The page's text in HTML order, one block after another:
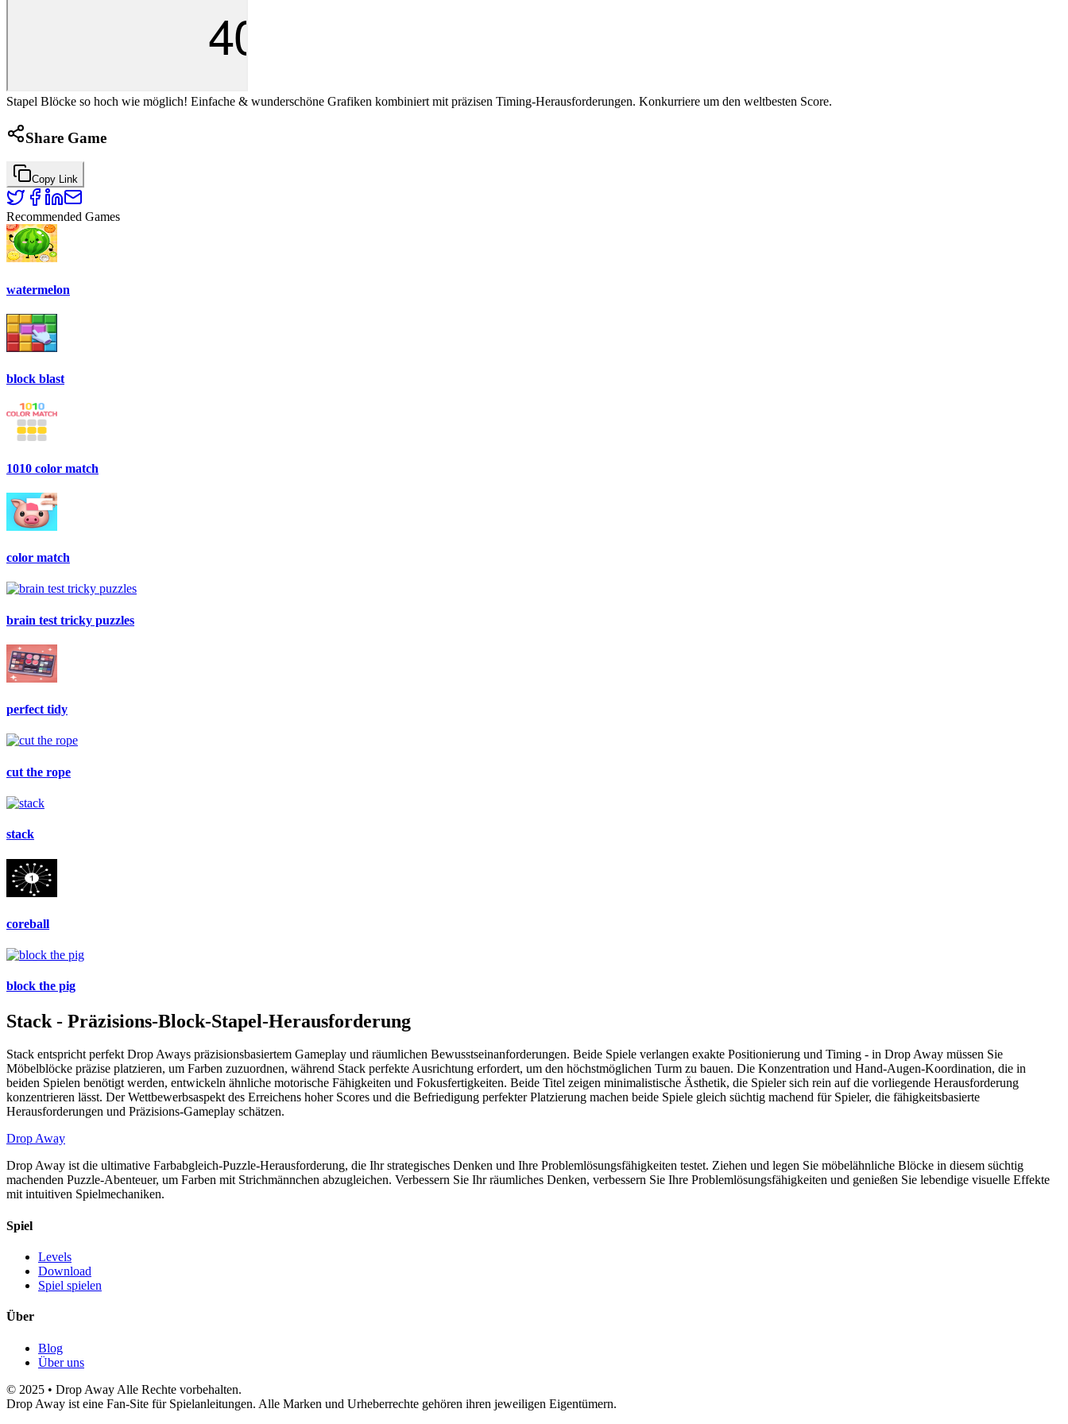
Stapel Blöcke so hoch wie möglich! Einfache & wunderschöne Grafiken kombiniert mit präzisen Timing-Herausforderungen. Konkurriere um den weltbesten Score.
Share Game
Copy Link
Recommended Games
watermelon
block blast
1010 color match
color match
brain test tricky puzzles
perfect tidy
cut the rope
stack
coreball
block the pig
Stack - Präzisions-Block-Stapel-Herausforderung
Stack entspricht perfekt Drop Aways präzisionsbasiertem Gameplay und räumlichen Bewusstseinanforderungen. Beide Spiele verlangen exakte Positionierung und Timing - in Drop Away müssen Sie
Möbelblöcke präzise platzieren, um Farben zuzuordnen, während Stack perfekte Ausrichtung erfordert, um den höchstmöglichen Turm zu bauen. Die Konzentration und Hand-Augen-Koordination, die in
beiden Spielen benötigt werden, entwickeln ähnliche motorische Fähigkeiten und Fokusfertigkeiten. Beide Titel zeigen minimalistische Ästhetik, die Spieler sich rein auf die vorliegende Herausforderung
konzentrieren lässt. Der Wettbewerbsaspekt des Erreichens hoher Scores und die Befriedigung perfekter Platzierung machen beide Spiele gleich süchtig machend für Spieler, die fähigkeitsbasierte
Herausforderungen und Präzisions-Gameplay schätzen.
Drop Away
Drop Away ist die ultimative Farbabgleich-Puzzle-Herausforderung, die Ihr strategisches Denken und Ihre Problemlösungsfähigkeiten testet. Ziehen und legen Sie möbelähnliche Blöcke in diesem süchtig
machenden Puzzle-Abenteuer, um Farben mit Strichmännchen abzugleichen. Verbessern Sie Ihr räumliches Denken, verbessern Sie Ihre Problemlösungsfähigkeiten und genießen Sie lebendige visuelle Effekte
mit intuitiven Spielmechaniken.
Spiel
Levels
Download
Spiel spielen
Über
Blog
Über uns
© 2025 • Drop Away Alle Rechte vorbehalten.
Drop Away ist eine Fan-Site für Spielanleitungen. Alle Marken und Urheberrechte gehören ihren jeweiligen Eigentümern.